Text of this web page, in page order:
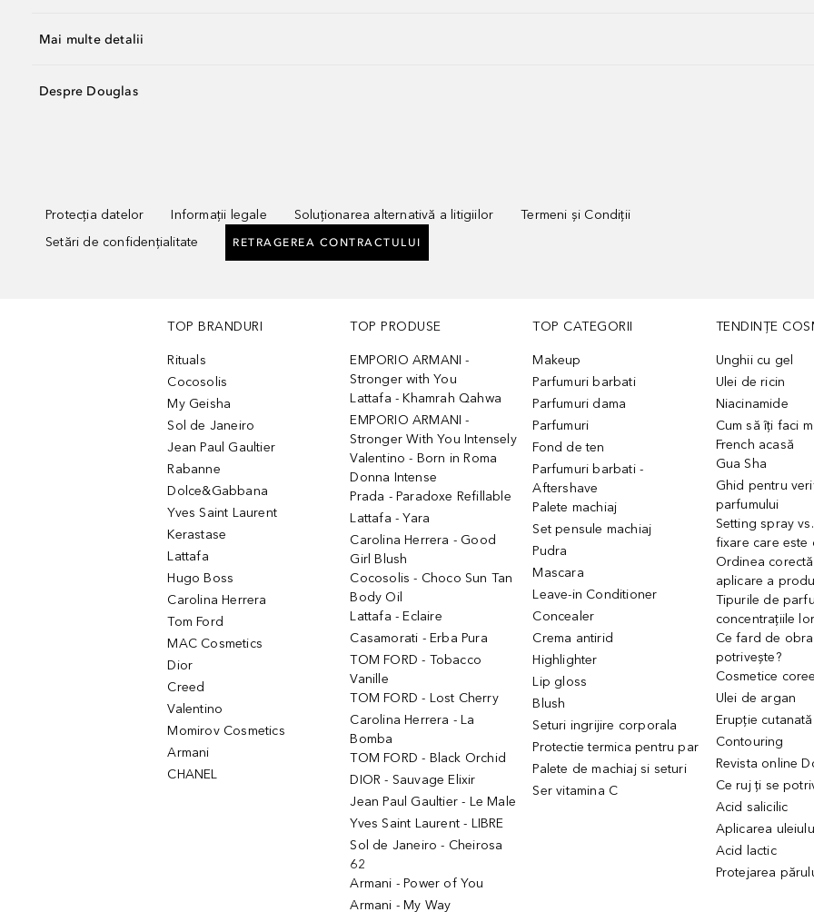
Mai multe detalii
Despre Douglas
Protecția datelor Informații legale Soluționarea alternativă a litigiilor
Termeni și Condiții
Setări de confidențialitate
RETRAGEREA CONTRACTULUI
TOP BRANDURI
Rituals
Cocosolis
My Geisha
Sol de Janeiro
Jean Paul Gaultier
Rabanne
Dolce&Gabbana
Yves Saint Laurent
Kerastase
Lattafa
Hugo Boss
Carolina Herrera
Tom Ford
MAC Cosmetics
Dior
Creed
Valentino
Momirov Cosmetics
Armani
CHANEL
TOP PRODUSE
EMPORIO ARMANI -
Stronger with You
Lattafa - Khamrah Qahwa
EMPORIO ARMANI -
Stronger With You Intensely
Valentino - Born in Roma
Donna Intense
Prada - Paradoxe Refillable
Lattafa - Yara
Carolina Herrera - Good
Girl Blush
Cocosolis - Choco Sun Tan
Body Oil
Lattafa - Eclaire
Casamorati - Erba Pura
TOM FORD - Tobacco
Vanille
TOM FORD - Lost Cherry
Carolina Herrera - La
Bomba
TOM FORD - Black Orchid
DIOR - Sauvage Elixir
Jean Paul Gaultier - Le Male
Yves Saint Laurent - LIBRE
Sol de Janeiro - Cheirosa
62
Armani - Power of You
Armani - My Way
TOP CATEGORII
Makeup
Parfumuri barbati
Parfumuri dama
Parfumuri
Fond de ten
Parfumuri barbati -
Aftershave
Palete machiaj
Set pensule machiaj
Pudra
Mascara
Leave-in Conditioner
Concealer
Crema antirid
Highlighter
Lip gloss
Blush
Seturi ingrijire corporala
Protectie termica pentru par
Palete de machiaj si seturi
Ser vitamina C
TENDINȚE
Unghii cu gel
Ulei de ricin
Niacinamide
Cum să îți faci
French acasă
Gua Sha
Ghid pentru
parfumului
Setting spray
fixare care este
Ordinea
aplicare a
Tipurile de
concentrațiile lor
Ce fard de
potrivește?
Cosmetice
Ulei de argan
Erupție
Contouring
Revista online
Ce ruj ți se
Acid salicilic
Aplicarea
Acid lactic
Protejarea